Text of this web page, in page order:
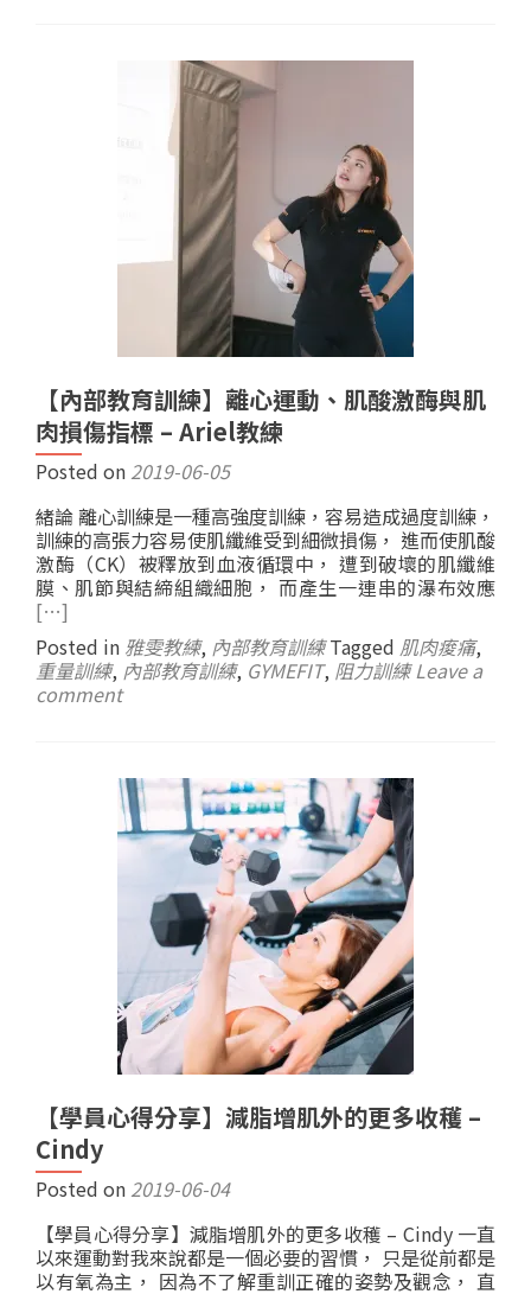
【內部教育訓練】離心運動、肌酸激酶與肌
肉損傷指標 – Ariel教練
Posted on 2019-06-05
緒論 離心訓練是一種高強度訓練，容易造成過度訓練，
訓練的高張力容易使肌纖維受到細微損傷， 進而使肌酸
激酶（CK）被釋放到血液循環中， 遭到破壞的肌纖維
膜、肌節與結締組織細胞， 而產生一連串的瀑布效應
[…]
Posted in 雅雯教練, 內部教育訓練 Tagged 肌肉痠痛,
重量訓練, 內部教育訓練, GYMEFIT, 阻力訓練 Leave a
comment
【學員心得分享】減脂增肌外的更多收穫 –
Cindy
Posted on 2019-06-04
【學員心得分享】減脂增肌外的更多收穫 – Cindy 一直
以來運動對我來說都是一個必要的習慣， 只是從前都是
以有氧為主， 因為不了解重訓正確的姿勢及觀念， 直